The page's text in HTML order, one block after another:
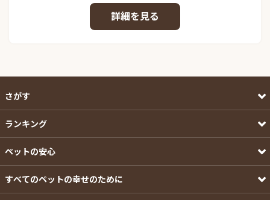
詳細を見る
さがす
ランキング
ペットの安心
すべてのペットの幸せのために